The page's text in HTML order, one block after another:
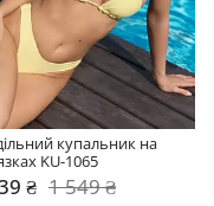
купальник на
KU-1065
₴ 1 549 ₴